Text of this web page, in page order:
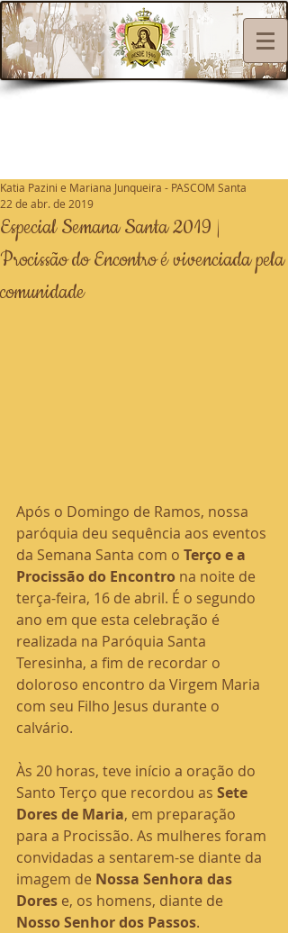
Especial Semana Santa 2019 |
Procissão do Encontro é vivenciada pela
comunidade
Katia Pazini e Mariana Junqueira - PASCOM Santa
22 de abr. de 2019
Após o Domingo de Ramos, nossa
paróquia deu sequência aos eventos
da Semana Santa com o Terço e a
Procissão do Encontro na noite de
terça-feira, 16 de abril. É o segundo
ano em que esta celebração é
realizada na Paróquia Santa
Teresinha, a fim de recordar o
doloroso encontro da Virgem Maria
com seu Filho Jesus durante o
calvário.
Às 20 horas, teve início a oração do
Santo Terço que recordou as Sete
Dores de Maria, em preparação
para a Procissão. As mulheres foram
convidadas a sentarem-se diante da
imagem de Nossa Senhora das
Dores e, os homens, diante de
Nosso Senhor dos Passos.